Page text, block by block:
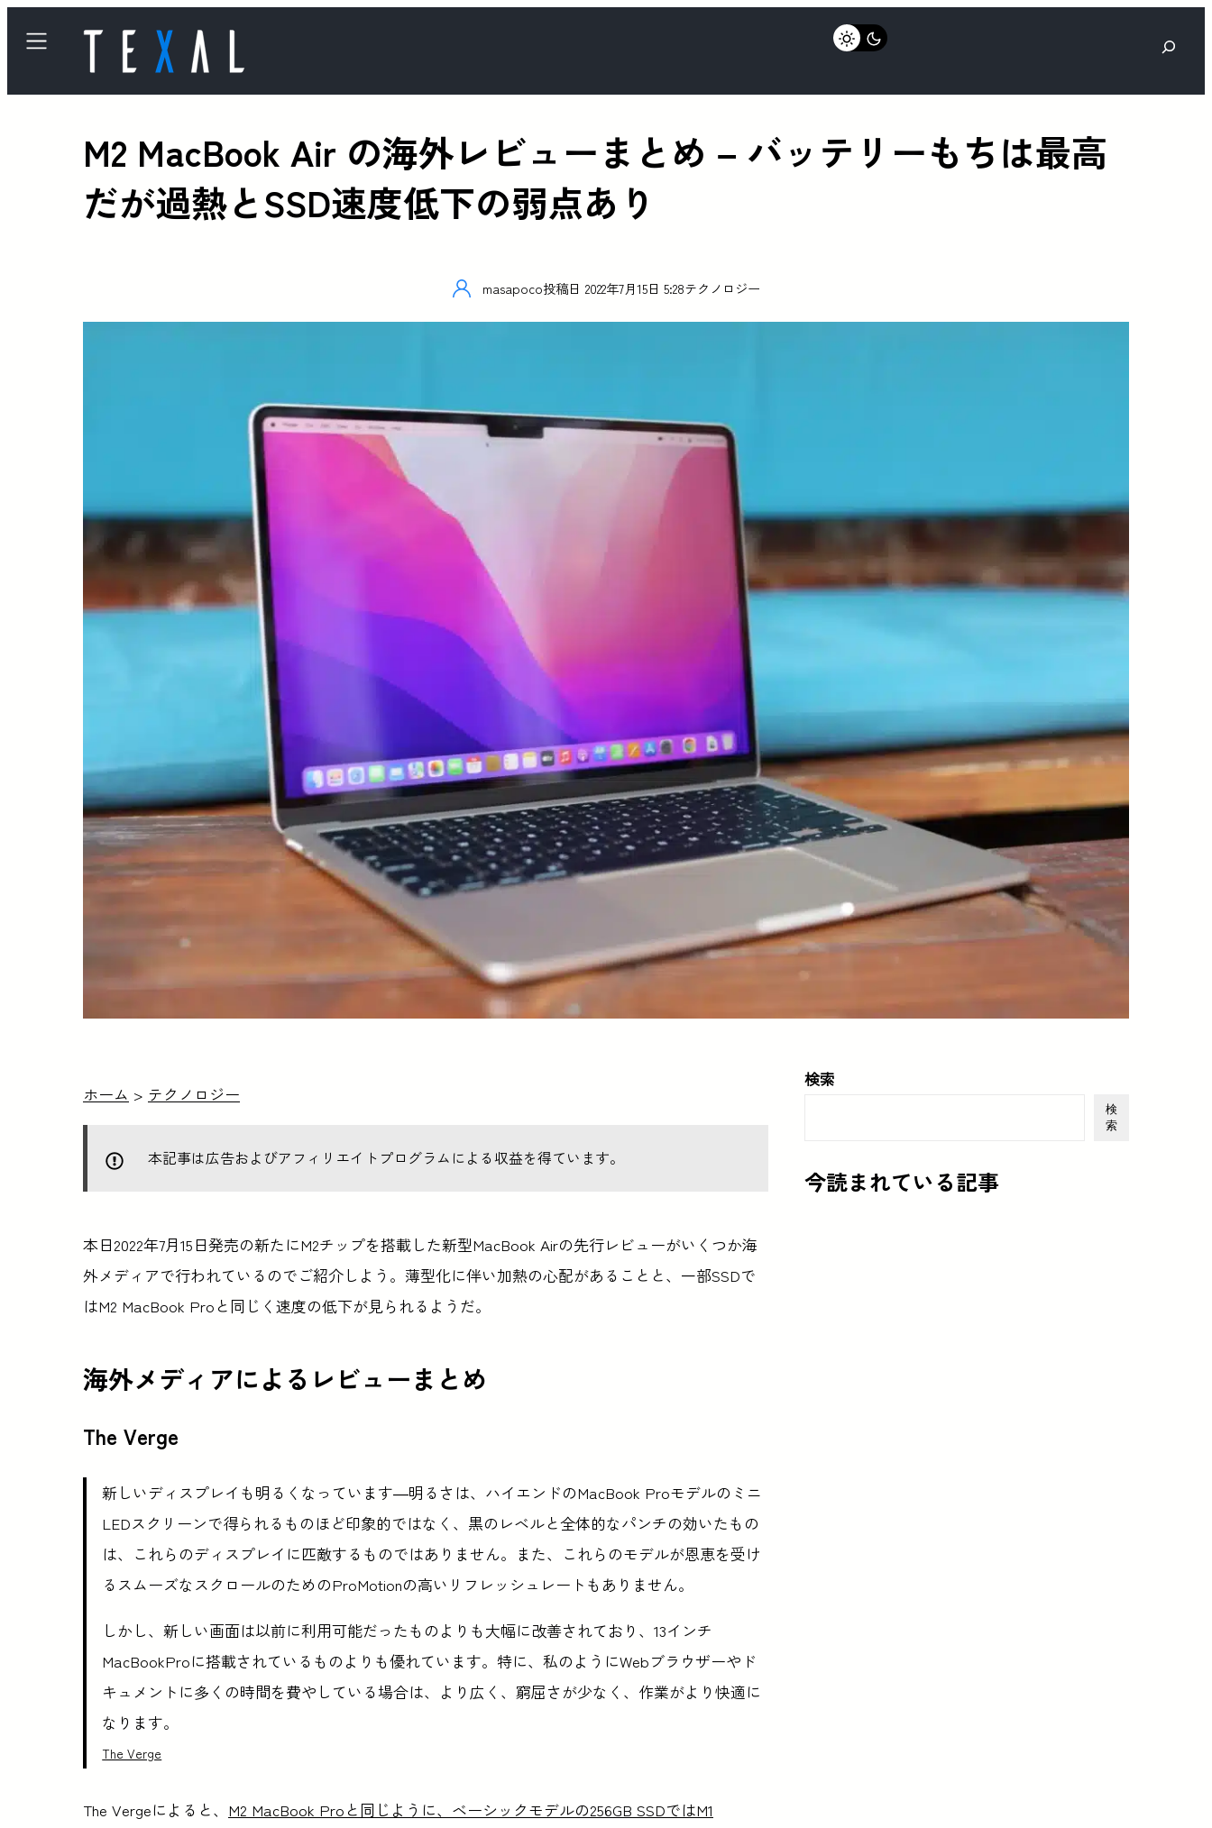
検
M2 MacBook Air の海外レビューまとめ – バッテリーもちは最高
だが過熱とSSD速度低下の弱点あり
masapoco投稿日 2022年7月15日 5:28テクノロジー
ホーム > テクノロジー
本記事は広告およびアフィリエイトプログラムによる収益を得ています。
本日2022年7月15日発売の新たにM2チップを搭載した新型MacBook Airの先行レビューがいくつか海
外メディアで行われているのでご紹介しよう。薄型化に伴い加熱の心配があることと、一部SSDで
はM2 MacBook Proと同じく速度の低下が見られるようだ。
海外メディアによるレビューまとめ
The Verge
新しいディスプレイも明るくなっています—明るさは、ハイエンドのMacBook Proモデルのミニ
LEDスクリーンで得られるものほど印象的ではなく、黒のレベルと全体的なパンチの効いたもの
は、これらのディスプレイに匹敵するものではありません。また、これらのモデルが恩恵を受け
るスムーズなスクロールのためのProMotionの高いリフレッシュレートもありません。
しかし、新しい画面は以前に利用可能だったものよりも大幅に改善されており、13インチ
MacBookProに搭載されているものよりも優れています。特に、私のようにWebブラウザーやド
キュメントに多くの時間を費やしている場合は、より広く、窮屈さが少なく、作業がより快適に
なります。
The Verge
The Vergeによると、 M2 MacBook Proと同じように、ベーシックモデルの256GB SSDではM1
検索
検
索
今読まれている記事